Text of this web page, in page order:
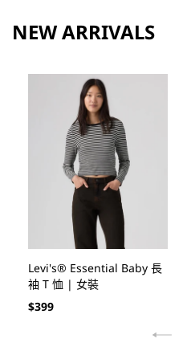
NEW ARRIVALS
Levi's® Essential Baby 長
袖 T 恤 | 女裝
定
$399